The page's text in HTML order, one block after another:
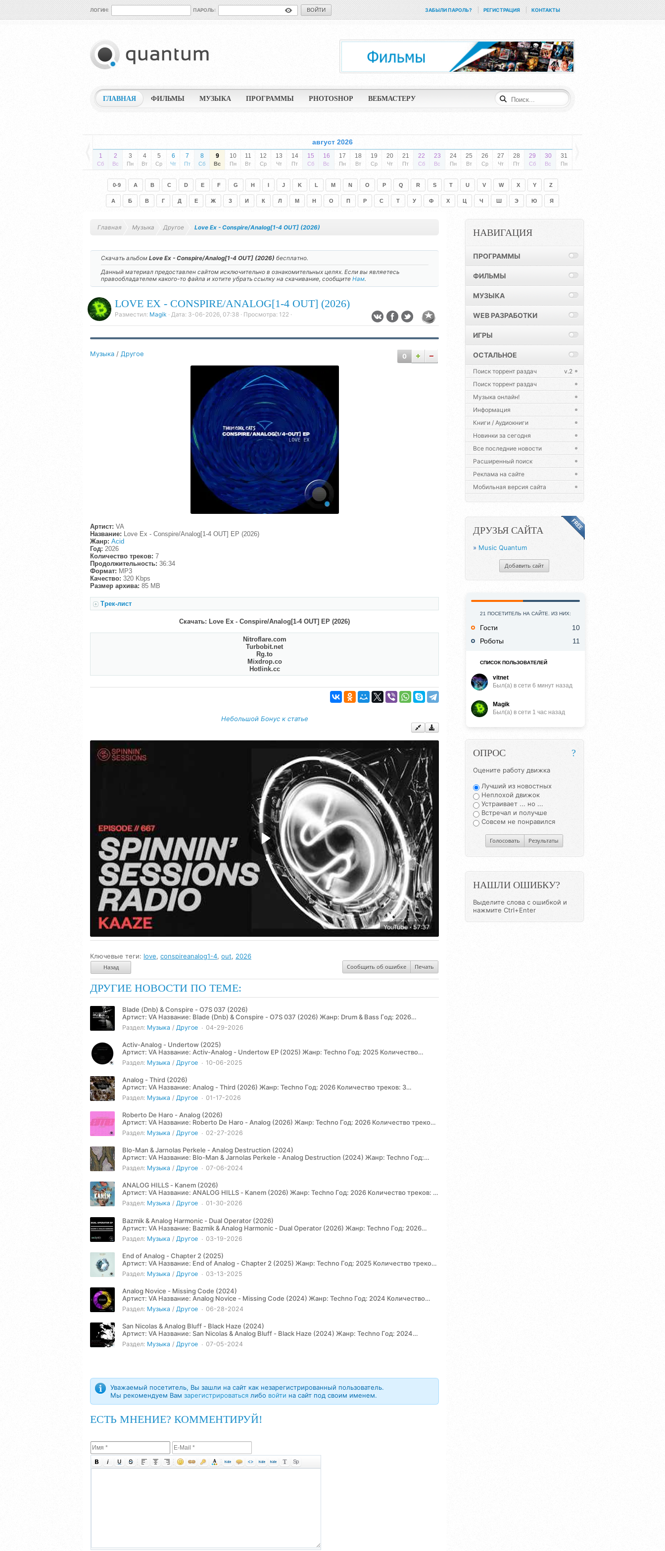
ЛОГИН: ПАРОЛЬ: ВОЙТИ ЗАБЫЛИ ПАРОЛЬ? РЕГИСТРАЦИЯ КОНТАКТЫ
ГЛАВНАЯ ФИЛЬМЫ МУЗЫКА ПРОГРАММЫ PHOTOSHOP ВЕБМАСТЕРУ
август 2026
1
Сб
2
Вс
3
Пн
4
Вт
5
Ср
6
Чт
7
Пт
8
Сб
9
Вс
10
Пн
11
Вт
12
Ср
13
Чт
14
Пт
15
Сб
16
Вс
17
Пн
18
Вт
19
Ср
20
Чт
21
Пт
22
Сб
23
Вс
24
Пн
25
Вт
26
Ср
27
Чт
28
Пт
29
Сб
30
Вс
31
Пн
0-9 A B C D E F G H I J K L M N O P Q R S T U V W X Y Z
А Б В Г Д Е Ж З И К Л М Н О П Р С Т У Ф Х Ц Ч Ш Э Ю Я
Главная Музыка Другое Love Ex - Conspire/Analog[1-4 OUT] (2026)
Скачать альбом Love Ex - Conspire/Analog[1-4 OUT] (2026) бесплатно.
Данный материал предоставлен сайтом исключительно в ознакомительных целях. Если вы являетесь
правообладателем какого-то файла и хотите убрать ссылку на скачивание, сообщите Нам.
LOVE EX - CONSPIRE/ANALOG[1-4 OUT] (2026)
Разместил: Magik · Дата: 3-06-2026, 07:38 · Просмотра: 122 ·
Музыка / Другое 0
Артист: VA
Название: Love Ex - Conspire/Analog[1-4 OUT] EP (2026)
Жанр: Acid
Год: 2026
Количество треков: 7
Продолжительность: 36:34
Формат: MP3
Качество: 320 Kbps
Размер архива: 85 MB
Трек-лист
Скачать: Love Ex - Conspire/Analog[1-4 OUT] EP (2026)
Nitroflare.com
Turbobit.net
Rg.to
Mixdrop.co
Hotlink.cc
Небольшой Бонус к статье
YouTube 57:37
Ключевые теги: love, conspireanalog1-4, out, 2026
Назад Сообщить об ошибке Печать
ДРУГИЕ НОВОСТИ ПО ТЕМЕ:
Blade (Dnb) & Conspire - O7S 037 (2026)
Артист: VA Название: Blade (Dnb) & Conspire - O7S 037 (2026) Жанр: Drum & Bass Год: 2026
Количество треков: 1...
04-29-2026
Раздел: Музыка / Другое
Activ-Analog - Undertow (2025)
Артист: VA Название: Activ-Analog - Undertow EP (2025) Жанр: Techno Год: 2025 Количество
треков: 4 Продолжительность:...
10-06-2025
Раздел: Музыка / Другое
Analog - Third (2026)
Артист: VA Название: Analog - Third (2026) Жанр: Techno Год: 2026 Количество треков: 3
Продолжительность: 18:24...01-17-2026
Раздел: Музыка / Другое
Roberto De Haro - Analog (2026)
Артист: VA Название: Roberto De Haro - Analog (2026) Жанр: Techno Год: 2026 Количество треков:
4 Продолжительность:...
02-27-2026
Раздел: Музыка / Другое
Blo-Man & Jarnolas Perkele - Analog Destruction (2024)
Артист: VA Название: Blo-Man & Jarnolas Perkele - Analog Destruction (2024) Жанр: Techno Год:
2024 Количество треков:...07-06-2024
Раздел: Музыка / Другое
ANALOG HILLS - Kanem (2026)
Артист: VA Название: ANALOG HILLS - Kanem (2026) Жанр: Techno Год: 2026 Количество треков: 3
Продолжительность: 14:59...01-30-2026
Раздел: Музыка / Другое
Bazmik & Analog Harmonic - Dual Operator (2026)
Артист: VA Название: Bazmik & Analog Harmonic - Dual Operator (2026) Жанр: Techno Год: 2026
Количество треков: 3...
03-19-2026
Раздел: Музыка / Другое
End of Analog - Chapter 2 (2025)
Артист: VA Название: End of Analog - Chapter 2 (2025) Жанр: Techno Год: 2025 Количество треков:
3 Продолжительность:...
03-13-2025
Раздел: Музыка / Другое
Analog Novice - Missing Code (2024)
Артист: VA Название: Analog Novice - Missing Code (2024) Жанр: Techno Год: 2024 Количество
треков: 2...
06-28-2024
Раздел: Музыка / Другое
San Nicolas & Analog Bluff - Black Haze (2024)
Артист: VA Название: San Nicolas & Analog Bluff - Black Haze (2024) Жанр: Techno Год: 2024
Количество треков: 2...
07-05-2024
Раздел: Музыка / Другое
Уважаемый посетитель, Вы зашли на сайт как незарегистрированный пользователь.
Мы рекомендуем Вам зарегистрироваться либо войти на сайт под своим именем.
ЕСТЬ МНЕНИЕ? КОММЕНТИРУЙ!
НАВИГАЦИЯ
ПРОГРАММЫ
ФИЛЬМЫ
МУЗЫКА
WEB РАЗРАБОТКИ
ИГРЫ
ОСТАЛЬНОЕ
Поиск торрент раздач
v.2
Поиск торрент раздач
Музыка онлайн!
Информация
Книги / Аудиокниги
Новинки за сегодня
Все последние новости
Расширенный поиск
Реклама на сайте
Мобильная версия сайта
ДРУЗЬЯ САЙТА
» Music Quantum
Добавить сайт
21 ПОСЕТИТЕЛЬ НА САЙТЕ. ИЗ НИХ:
Гости
10
Роботы
11
СПИСОК ПОЛЬЗОВАТЕЛЕЙ
vitnet
Был(a) в сети 6 минут назад
Magik
Был(a) в сети 1 час назад
ОПРОС ?
Оцените работу движка
Лучший из новостных
Неплохой движок
Устраивает ... но ...
Встречал и получше
Совсем не понравился
Голосовать Результаты
НАШЛИ ОШИБКУ?
Выделите слова с ошибкой и
нажмите Ctrl+Enter